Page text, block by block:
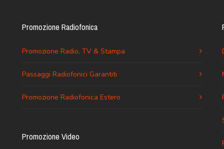
Promozione Radiofonica
Promozione Radio, TV & Stampa
Passaggi Radiofonici Garantiti
Promozione Radiofonica Estero
Promozione Video